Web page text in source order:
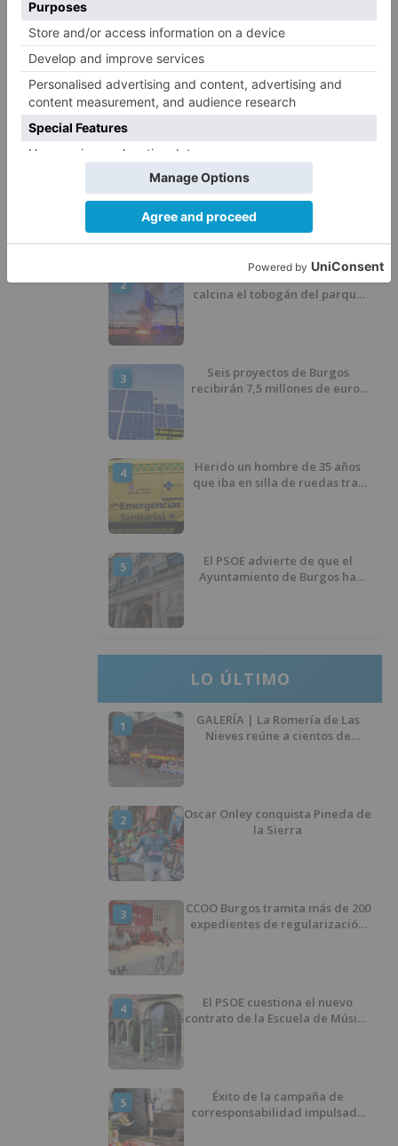
Burgos programa pp elecciones
presenta
impulso
LO + VISTO
1
Matthew Brennan conquista el
Castillo y se viste de líder en el
estreno de la Vuelta a Burgos
2
Un incendio intencionado
calcina el tobogán del parque
3
Seis proyectos de Burgos
recibirán 7,5 millones de euros
4
Herido un hombre de 35 años
que iba en silla de ruedas tras
5
El PSOE advierte de que el
Ayuntamiento de Burgos ha
LO ÚLTIMO
1
GALERÍA | La Romería de Las
Nieves reúne a cientos de
2
Oscar Onley conquista Pineda de
la Sierra
3
CCOO Burgos tramita más de 200
expedientes de regularización
4
El PSOE cuestiona el nuevo
contrato de la Escuela de Música
5
Éxito de la campaña de
corresponsabilidad impulsada